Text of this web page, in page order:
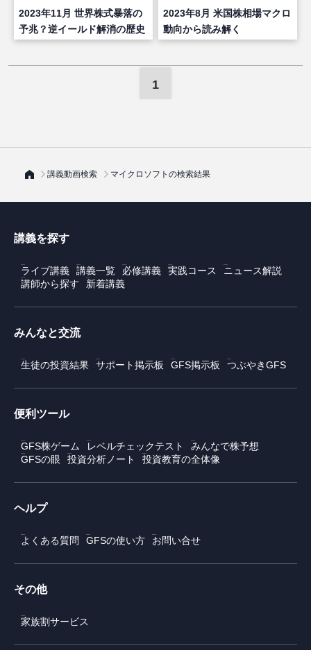
2023年11月 世界株式暴落の
予兆？逆イールド解消の歴史
2023年8月 米国株相場マクロ
動向から読み解く
1
講義動画検索 マイクロソフトの検索結果
講義を探す
ライブ講義 講義一覧 必修講義 実践コース
ニュース解説
講師から探す
新着講義
みんなと交流
生徒の投資結果 サポート掲示板 GFS掲示板 つぶやきGFS
便利ツール
GFS株ゲーム レベルチェックテスト
みんなで株予想
GFSの眼
投資分析ノート 投資教育の全体像
ヘルプ
よくある質問 GFSの使い方 お問い合せ
その他
家族割サービス